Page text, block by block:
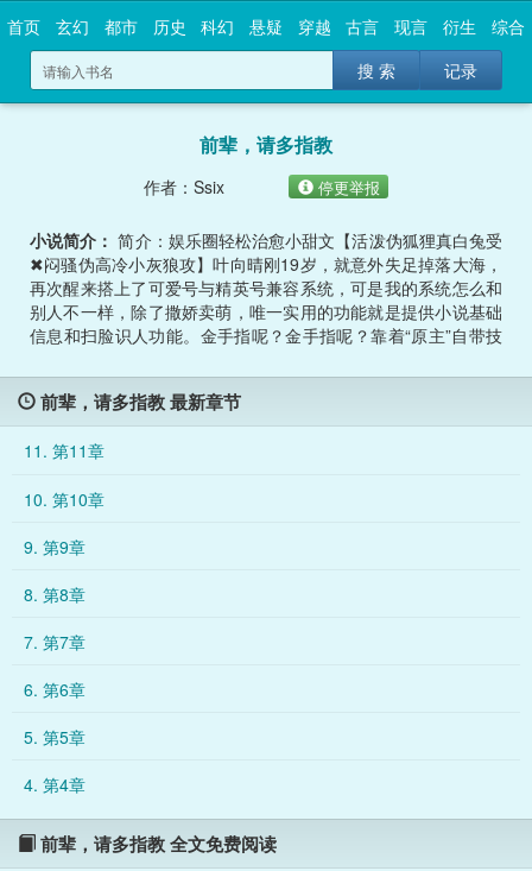
首页 玄幻 都市 历史 科幻 悬疑 穿越 古言 现言 衍生
综合
搜 索
记录
前辈，请多指教
作者：Ssix 停更举报
小说简介： 简介：娱乐圈轻松治愈小甜文【活泼伪狐狸真白兔受
✖闷骚伪高冷小灰狼攻】叶向晴刚19岁，就意外失足掉落大海，
再次醒来搭上了可爱号与精英号兼容系统，可是我的系统怎么和
别人不一样，除了撒娇卖萌，唯一实用的功能就是提供小说基础
信息和扫脸识人功能。金手指呢？金手指呢？靠着“原主”自带技
美？等一下，你说我从十九岁变成二十五岁了？沉默，已死，勿
扰。电视剧、电影、综艺，女明星的拍摄生活十分充实，如果没
有时不时的头痛就好了，话说回来，头痛时闪现的陌生片段是怎
么回事？系统系统，你知道这是什么情况吗？诶？又娱乐圈轻松
晴刚19岁，就意外失足掉落大海，再次醒来搭上了可爱号与精英
唯一实用的功能就是提供小说基础信息和扫脸识人功能。金手指
生巅峰，成为一代顶流，迎娶白富美？等一下，你说我从十九岁
明星的拍摄生活十分充实，如果没有时不时的头痛就好了，话说
是什么情况吗？诶？又官方回答，请不要扯开话题。你说我喜欢
欢的是之前的那个“我”，还是现在的“我”？真是让人十分在意。我
我以为你喜欢的是别人。某负一岁：要疯了爱上自己偶像。不行
要亲亲抱抱）。什么叫做你磕的邪门CP真的在一起了。某负一岁
就是追星成功的典范。……
前辈，请多指教 最新章节
11. 第11章
10. 第10章
9. 第9章
8. 第8章
7. 第7章
6. 第6章
5. 第5章
4. 第4章
前辈，请多指教 全文免费阅读